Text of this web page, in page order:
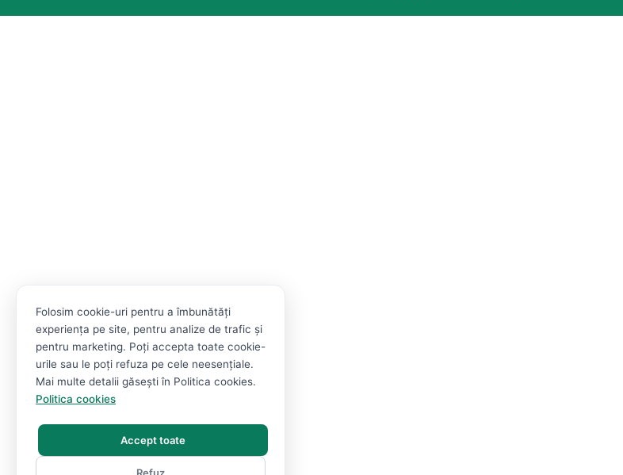
Folosim cookie-uri pentru a îmbunătăți
experiența pe site, pentru analize de trafic și
pentru marketing. Poți accepta toate cookie-
urile sau le poți refuza pe cele neesențiale.
Mai multe detalii găsești în Politica cookies.
Politica cookies
Accept toate